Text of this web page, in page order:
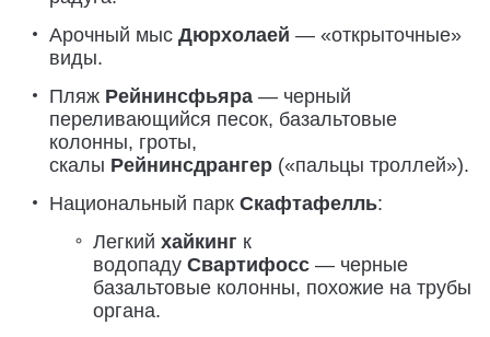
Арочный мыс Дюрхолаей — «открыточные»
виды.
Пляж Рейнинсфьяра — черный
переливающийся песок, базальтовые
колонны, гроты,
скалы Рейнинсдрангер («пальцы троллей»).
Национальный парк Скафтафелль:
Легкий хайкинг к
водопаду Свартифосс — черные
базальтовые колонны, похожие на трубы
органа.